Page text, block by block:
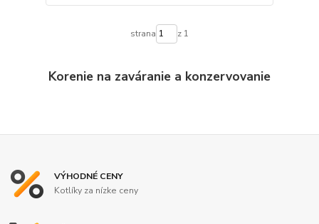
strana z 1
Korenie na zaváranie a konzervovanie
VÝHODNÉ CENY
Kotlíky za nízke ceny